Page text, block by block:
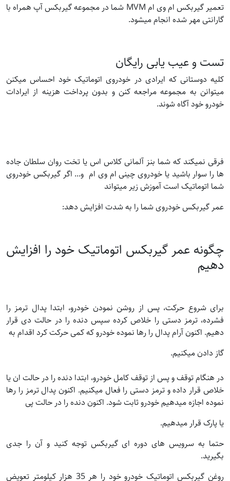
تعمیر گیربکس ام وی ام MVM شما در مجموعه گیربکس آپ همراه با
گارانتی مهر شده انجام میشود.
تست و عیب یابی رایگان
کلیه دوستانی که ایرادی در خودروی اتوماتیک خود احساس میکنن
میتوانن به مجموعه مراجعه کنن و بدون پرداخت هزینه از ایرادات
خودرو خود آگاه شوند.
فرقی نمیکند که شما بنز آلمانی کلاس اس یا تخت روان سلطان جاده
ها را سوار باشید یا خودروی چینی ام وی ام و... اگر گیربکس خودروی
شما اتوماتیک است آموزش زیر میتواند
عمر گیربکس خودروی شما را به شدت افزایش دهد:
چگونه عمر گیربکس اتوماتیک خود را افزایش
دهیم
برای شروع حرکت، پس از روشن نمودن خودرو، ابتدا پدال ترمز را
فشرده، ترمز دستی را خلاص کرده سپس دنده را در حالت دی قرار
دهیم. اکنون آرام پدال را رها نموده خودرو که کمی حرکت کرد اقدام به
گاز دادن میکنیم.
در هنگام توقف و پس از توقف کامل خودرو، ابتدا دنده را در حالت ان یا
خلاص قرار داده و ترمز دستی را فعال میکنیم. اکنون پدال ترمز را رها
نموده اجازه میدهیم خودرو ثابت شود. اکنون دنده را در حالت پی
یا پارک قرار میدهیم.
حتما به سرویس های دوره ای گیربکس توجه کنید و آن را جدی
بگیرید.
روغن گیربکس اتوماتیک خودرو خود را هر 35 هزار کیلومتر تعویض